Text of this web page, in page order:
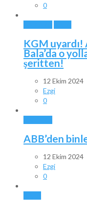
0
KGM uyardı!
Bala’da o
şeritten!
12 Ekim 2024
Ezgi
0
ABB’den
12 Ekim 2024
Ezgi
0